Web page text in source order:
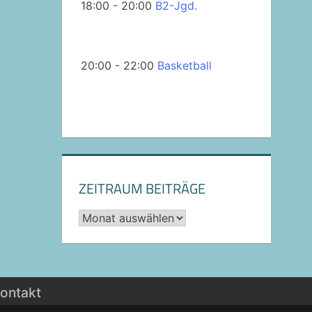
18:00 - 20:00 B2-Jgd.
20:00 - 22:00 Basketball
ZEITRAUM BEITRÄGE
Archiv